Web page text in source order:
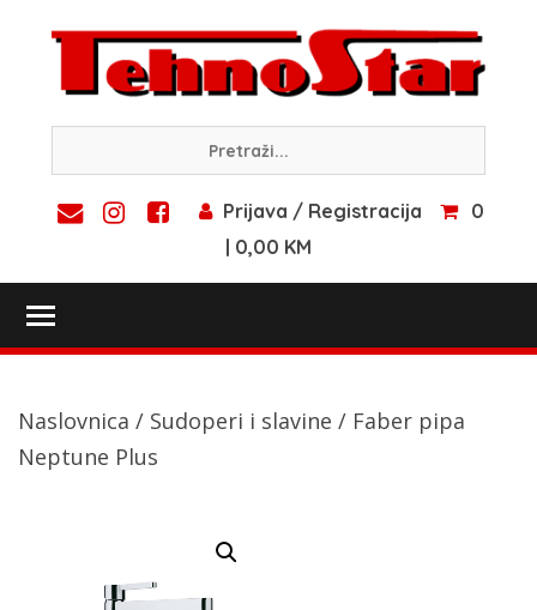
content
Prijava / Registracija
0
| 0,00 KM
Naslovnica / Sudoperi i slavine / Faber pipa
Neptune Plus